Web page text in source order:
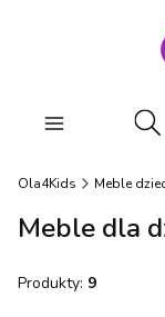
Ola4Kids Meble
Meble dla
Produkty: 9